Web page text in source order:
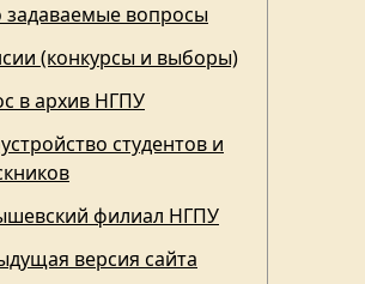
задаваемые вопросы
(конкурсы и выборы)
в архив НГПУ
студентов и
филиал НГПУ
версия сайта